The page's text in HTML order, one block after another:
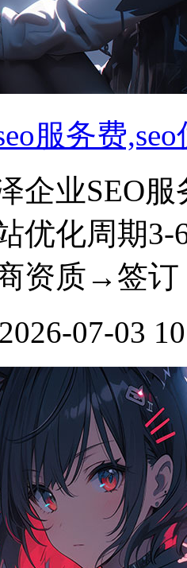
服务费
企业SEO
优化周期
资质→签订
07-03